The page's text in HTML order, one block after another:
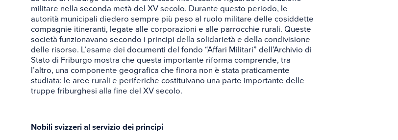
militare nella seconda metà del XV secolo. Durante questo periodo, le
autorità municipali diedero sempre più peso al ruolo militare delle cosiddette
compagnie itineranti, legate alle corporazioni e alle parrocchie rurali. Queste
società funzionavano secondo i principi della solidarietà e della condivisione
delle risorse. L’esame dei documenti del fondo “Affari Militari” dell’Archivio di
Stato di Friburgo mostra che questa importante riforma comprende, tra
l’altro, una componente geografica che finora non è stata praticamente
studiata: le aree rurali e periferiche costituivano una parte importante delle
truppe friburghesi alla fine del XV secolo.
Nobili svizzeri al servizio dei principi